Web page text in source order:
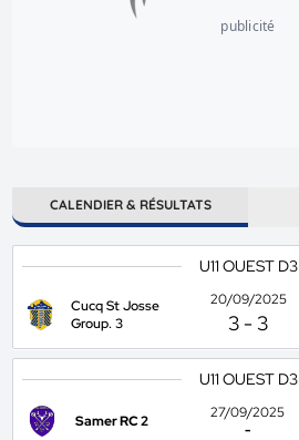
publicité
CALENDIER & RÉSULTATS
U11 OUEST D3
Cucq St Josse
Group. 3
20/09/2025
3 - 3
U11 OUEST D3
Samer RC 2
27/09/2025
-